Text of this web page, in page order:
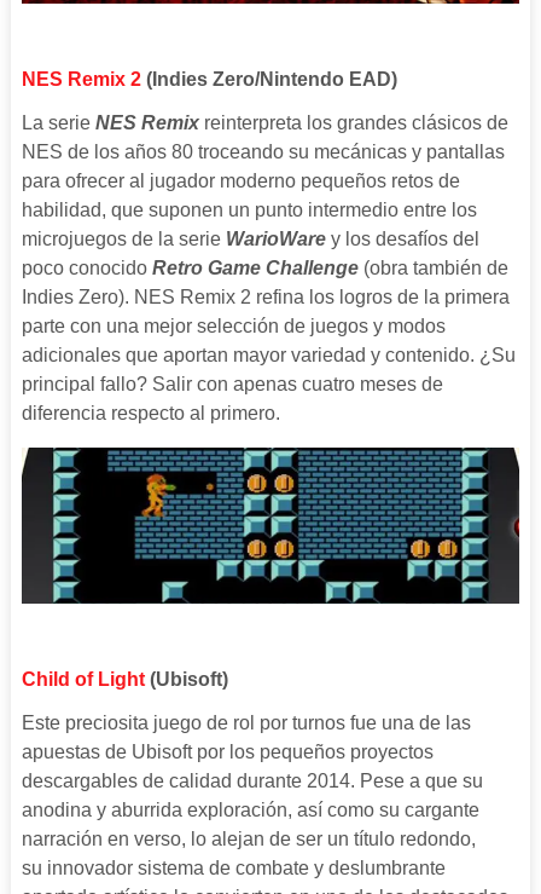
NES Remix 2(Indies Zero/Nintendo EAD)
La serie NES Remixreinterpreta los grandes clásicos de
NES de los años 80 troceando su mecánicas y pantallas
para ofrecer al jugador moderno pequeños retos de
habilidad, que suponen un punto intermedio entre los
microjuegos de la serie WarioWarey los desafíos del
poco conocido Retro Game Challenge (obra también de
Indies Zero). NES Remix 2 refina los logros de la primera
parte con una mejor selección de juegos y modos
adicionales que aportan mayor variedad y contenido. ¿Su
principal fallo? Salir con apenas cuatro meses de
diferencia respecto al primero.
Child of Light(Ubisoft)
Este preciosita juego de rol por turnos fue una de las
apuestas de Ubisoft por los pequeños proyectos
descargables de calidad durante 2014. Pese a que su
anodina y aburrida exploración, así como su cargante
narración en verso, lo alejan de ser un título redondo,
su innovador sistema de combate y deslumbrante